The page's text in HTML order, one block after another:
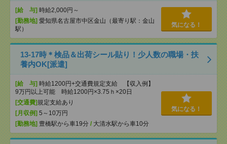
[給 与] 時給2,000円～
[勤務地] 愛知県名古屋市中区金山（最寄り駅：金山
駅）
気になる！
13-17時＊検品＆出荷シール貼り！少人数の職場・扶
養内OK[派遣]
[給 与] 時給1200円+交通費規定支給 【収入例】
9万円以上可能 時給1200円×3.75ｈ×20日
[交通費] 規定支給あり
[月収例] 5～10万円
[勤務地] 豊橋駅から車19分 / 大清水駅から車10分
気になる！